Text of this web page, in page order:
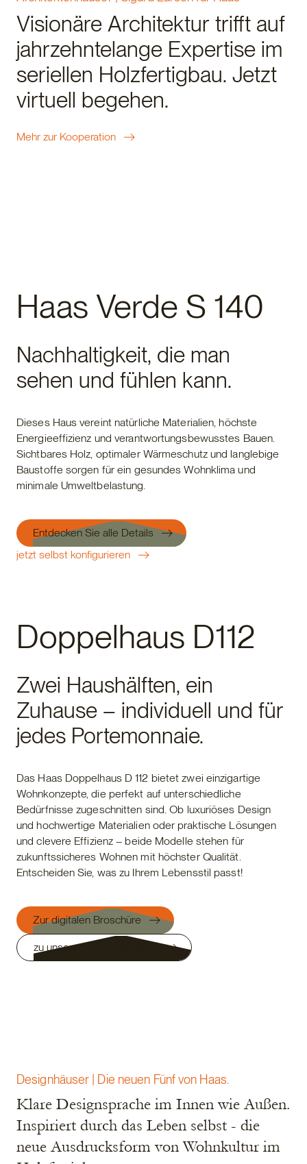
Visionäre Architektur trifft auf
jahrzehntelange Expertise im
seriellen Holzfertigbau. Jetzt
virtuell begehen.
Mehr zur Kooperation
Haas Verde S 140
Nachhaltigkeit, die man
sehen und fühlen kann.
Dieses Haus vereint natürliche Materialien, höchste
Energieeffizienz und verantwortungsbewusstes Bauen.
Sichtbares Holz, optimaler Wärmeschutz und langlebige
Baustoffe sorgen für ein gesundes Wohnklima und
minimale Umweltbelastung.
Entdecken Sie alle Details
jetzt selbst konfigurieren
Doppelhaus D112
Zwei Haushälften, ein
Zuhause – individuell und für
jedes Portemonnaie.
Das Haas Doppelhaus D 112 bietet zwei einzigartige
Wohnkonzepte, die perfekt auf unterschiedliche
Bedürfnisse zugeschnitten sind. Ob luxuriöses Design
und hochwertige Materialien oder praktische Lösungen
und clevere Effizienz – beide Modelle stehen für
zukunftssicheres Wohnen mit höchster Qualität.
Entscheiden Sie, was zu Ihrem Lebensstil passt!
Zur digitalen Broschüre
zu unseren Doppelhäusern
Designhäuser | Die neuen Fünf von Haas.
Klare Designsprache im Innen wie Außen.
Inspiriert durch das Leben selbst - die
neue Ausdrucksform von Wohnkultur im